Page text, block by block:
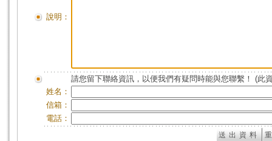
說明：
請您留下聯絡資訊，以便我們有疑問時能與您聯繫！ (此
姓名：
信箱：
電話：